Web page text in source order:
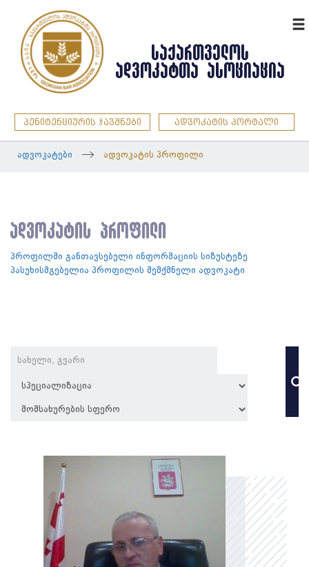
ᲡᲐᲥᲐᲠᲗᲕᲔᲚᲝᲡ
ᲐᲓᲕᲝᲙᲐᲢᲗᲐ ᲐᲡᲝᲪᲘᲐᲪᲘᲐ
პენიტენციურის ჯავშნები ადვოკატის პორტალი
ადვოკატები ადვოკატის პროფილი
ადვოკატის პროფილი
პროფილში განთავსებული ინფორმაციის სიზუსტეზე
პასუხისმგებელია პროფილის შემქმნელი ადვოკატი